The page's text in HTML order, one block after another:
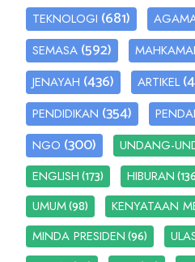
TEKNOLOGI (681)
SEMASA (592)
JENAYAH (436) ARTIKEL
PENDIDIKAN (354)
NGO (300) UNDANG-
ENGLISH(173) HIBURAN
UMUM(98) KENYATAAN
MINDA PRESIDEN(96)